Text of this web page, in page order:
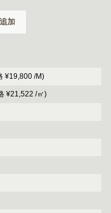
加
¥19,800 /M)
¥21,522 /㎡)